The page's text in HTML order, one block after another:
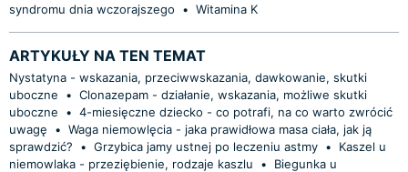
syndromu dnia wczorajszego
• Witamina K
ARTYKUŁY NA TEN TEMAT
Nystatyna - wskazania, przeciwwskazania, dawkowanie, skutki
uboczne
• Clonazepam - działanie, wskazania, możliwe skutki
uboczne
• 4-miesięczne dziecko - co potrafi, na co warto zwrócić
uwagę
• Waga niemowlęcia - jaka prawidłowa masa ciała, jak ją
sprawdzić?
• Grzybica jamy ustnej po leczeniu astmy •
Kaszel u
niemowlaka - przeziębienie, rodzaje kaszlu
•
Biegunka u